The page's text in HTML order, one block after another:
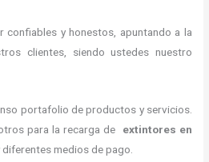
confiables y honestos, apuntando a la
clientes, siendo ustedes nuestro
portafolio de productos y servicios.
para la recarga de extintores en
diferentes medios de pago.